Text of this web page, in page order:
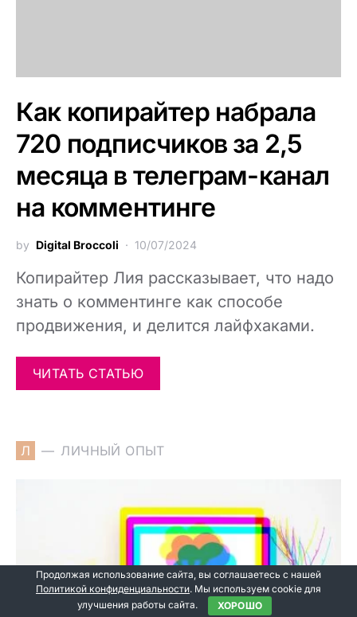
Как копирайтер набрала
720 подписчиков за 2,5
месяца в телеграм-канал
на комментинге
by Digital Broccoli 10/07/2024
Копирайтер Лия рассказывает, что надо
знать о комментинге как способе
продвижения, и делится лайфхаками.
ЧИТАТЬ СТАТЬЮ
Л ЛИЧНЫЙ ОПЫТ
Продолжая использование сайта, вы соглашаетесь с нашей
Политикой конфиденциальности. Мы используем cookie для
улучшения работы сайта.
ХОРОШО